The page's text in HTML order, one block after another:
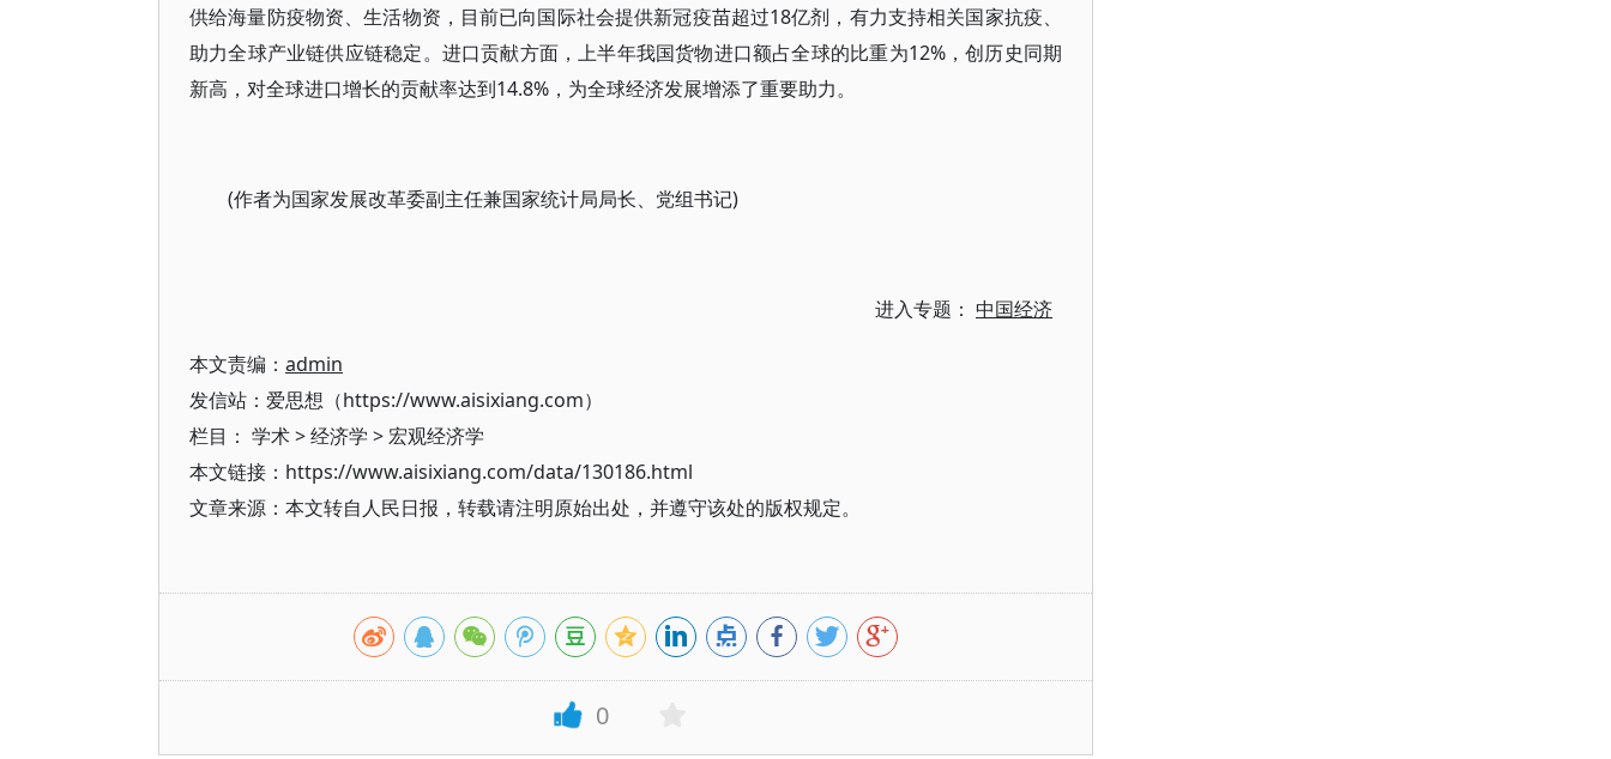
供给海量防疫物资、生活物资，目前已向国际社会提供新冠疫苗超过18亿剂，有力支持相关国家抗疫、
助力全球产业链供应链稳定。进口贡献方面，上半年我国货物进口额占全球的比重为12%，创历史同期
新高，对全球进口增长的贡献率达到14.8%，为全球经济发展增添了重要助力。
(作者为国家发展改革委副主任兼国家统计局局长、党组书记)
进入专题： 中国经济
本文责编： admin
发信站：爱思想（https://www.aisixiang.com）
栏目： 学术>经济学 >宏观经济学
本文链接：https://www.aisixiang.com/data/130186.html
文章来源：本文转自人民日报，转载请注明原始出处，并遵守该处的版权规定。
0